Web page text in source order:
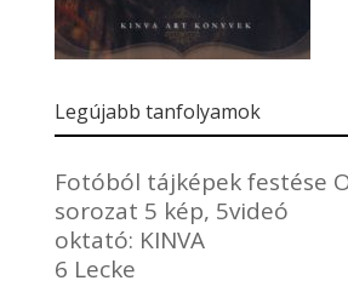
Legújabb tanfolyamok
Fotóból tájképek festése
sorozat 5 kép, 5videó
oktató: KINVA
6 Lecke